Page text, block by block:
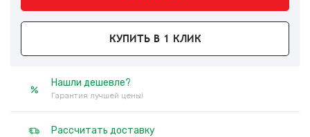
КУПИТЬ В 1 КЛИК
Нашли дешевле?
Гарантия лучшей цены!
Рассчитать доставку